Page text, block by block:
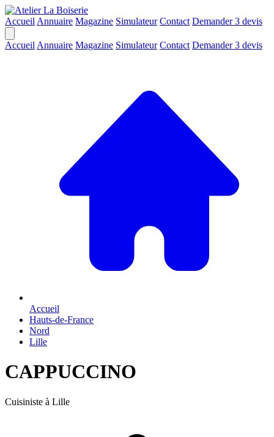
Accueil Annuaire Magazine Simulateur Contact Demander 3 devis
Accueil Annuaire Magazine Simulateur Contact Demander 3 devis
Accueil
Hauts-de-France
Nord
Lille
CAPPUCCINO
Cuisiniste à Lille